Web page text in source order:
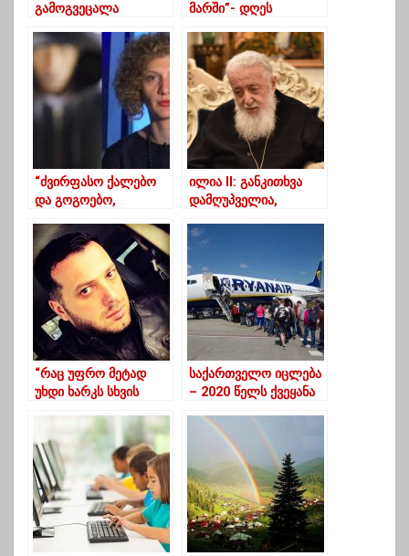
გამოგვეცალა
იმედი”
მარში”- დღეს
უერთდება
“ძვირფასო ქალებო
და გოგოებო,
გათხოვდებით,არ
ღირს ამდენ ტანჯვად
არაფერი”
ილია II: განკითხვა
დამღუპველია,
ადამიანს
“რაც უფრო მეტად
უხდი ხარკს სხვის
უფრო ემონები
შენთვის მიუღებელ
პრინციპებს,საბოლოო
დ საკუთარი თავი
შემოგძახებს-,,ასე
გაგრძელება
შეუძლებელია”…”
საქართველო იცლება
– 2020 წელს ქვეყანა
მოქალაქემ დატოვა